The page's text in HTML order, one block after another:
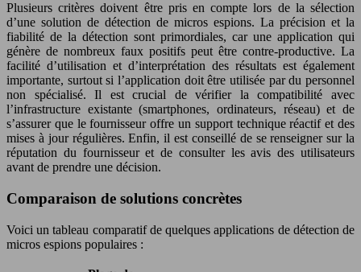
Plusieurs critères doivent être pris en compte lors de la sélection
d’une solution de détection de micros espions. La précision et la
fiabilité de la détection sont primordiales, car une application qui
génère de nombreux faux positifs peut être contre-productive. La
facilité d’utilisation et d’interprétation des résultats est également
importante, surtout si l’application doit être utilisée par du personnel
non spécialisé. Il est crucial de vérifier la compatibilité avec
l’infrastructure existante (smartphones, ordinateurs, réseau) et de
s’assurer que le fournisseur offre un support technique réactif et des
mises à jour régulières. Enfin, il est conseillé de se renseigner sur la
réputation du fournisseur et de consulter les avis des utilisateurs
avant de prendre une décision.
Comparaison de solutions concrètes
Voici un tableau comparatif de quelques applications de détection de
micros espions populaires :